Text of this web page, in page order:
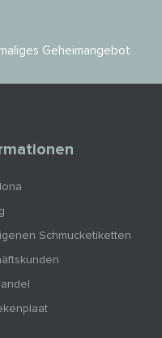
Geheimangebot
Schmucketiketten